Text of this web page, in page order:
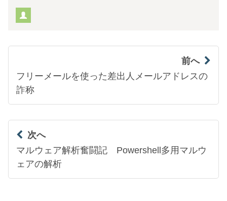
前へ
フリーメールを使った差出人メールアドレスの
詐称
次へ
マルウェア解析奮闘記 Powershell多用マルウ
ェアの解析